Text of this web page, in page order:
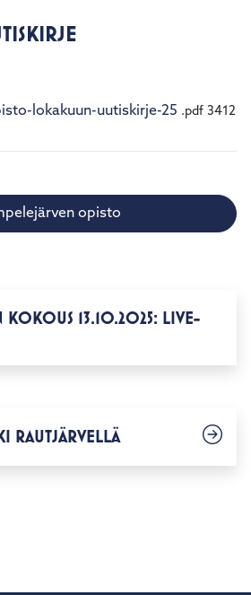
lokakuun-uutiskirje-25 .pdf 3412
opisto
KOKOUS 13.10.2025: LIVE-
RAUTJÄRVELLÄ